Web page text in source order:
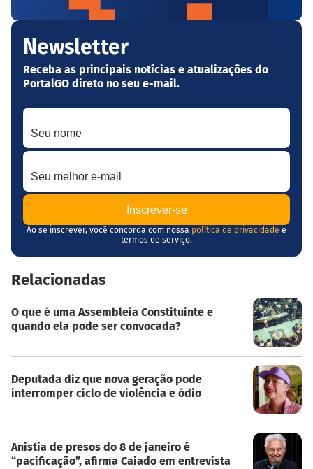
Newsletter
Receba as principais notícias e atualizações do
PortalGO direto no seu e-mail.
Seu nome
Seu melhor e-mail
Ao se inscrever, você concorda com nossa política de privacidade e
termos de serviço.
Relacionadas
O que é uma Assembleia Constituinte e
quando ela pode ser convocada?
Deputada diz que nova geração pode
interromper ciclo de violência e ódio
Anistia de presos do 8 de janeiro é
“pacificação”, afirma Caiado em entrevista